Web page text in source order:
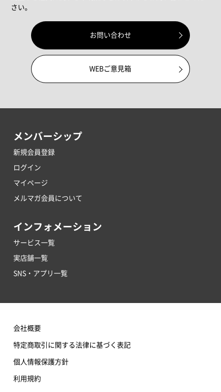
さい。
お問い合わせ
WEBご意見箱
メンバーシップ
新規会員登録
ログイン
マイページ
メルマガ会員について
インフォメーション
サービス一覧
実店舗一覧
SNS・アプリ一覧
会社概要
特定商取引に関する法律に基づく表記
個人情報保護方針
利用規約